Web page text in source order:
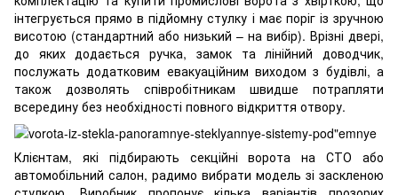
інтегрується прямо в підйомну стулку і має поріг із зручною
висотою (стандартний або низький – на вибір). Врізні двері,
до яких додається ручка, замок та лінійний доводчик,
послужать додатковим евакуаційним виходом з будівлі, а
також дозволять співробітникам швидше потрапляти
всередину без необхідності повного відкриття отвору.
Клієнтам, які підбирають секційні ворота на СТО або
автомобільний салон, радимо вибрати модель зі заскленою